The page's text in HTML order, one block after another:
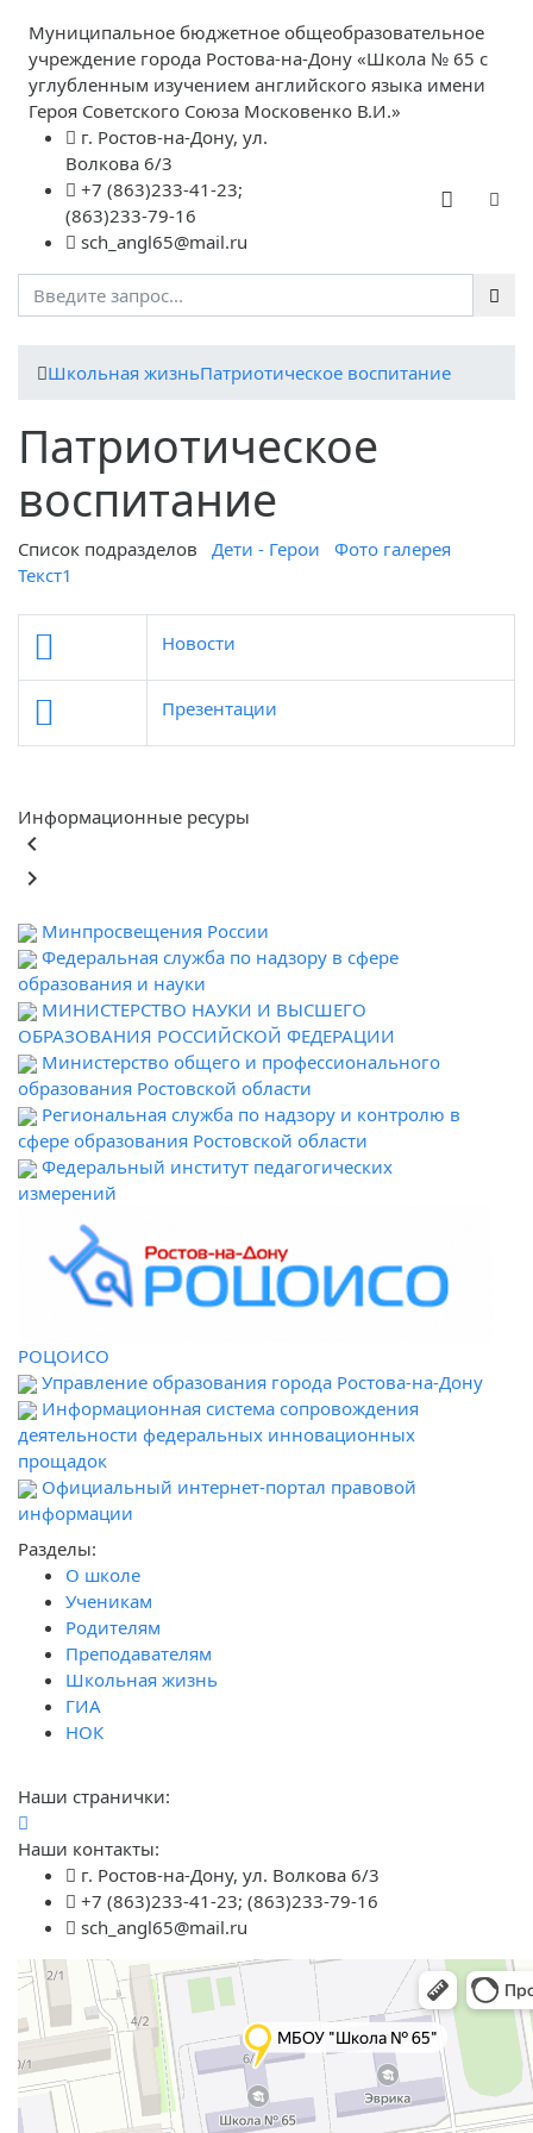
Муниципальное бюджетное общеобразовательное
учреждение города Ростова-на-Дону «Школа № 65 с
углубленным изучением английского языка имени
Героя Советского Союза Московенко В.И.»
г. Ростов-на-Дону, ул.
Волкова 6/3
+7 (863)233-41-23;
(863)233-79-16
sch_angl65@mail.ru
Школьная жизньПатриотическое воспитание
Патриотическое
воспитание
Список подразделов Дети - Герои
Фото галерея
Текст1
Новости
Презентации
Информационные ресуры
keyboard_arrow_left
keyboard_arrow_right
Минпросвещения России
Федеральная служба по надзору в сфере
образования и науки
МИНИСТЕРСТВО НАУКИ И ВЫСШЕГО
ОБРАЗОВАНИЯ РОССИЙСКОЙ ФЕДЕРАЦИИ
Министерство общего и профессионального
образования Ростовской области
Региональная служба по надзору и контролю в
сфере образования Ростовской области
Федеральный институт педагогических
измерений
РОЦОИСО
Управление образования города Ростова-на-Дону
Информационная система сопровождения
деятельности федеральных инновационных
прощадок
Официальный интернет-портал правовой
информации
Разделы:
О школе
Ученикам
Родителям
Преподавателям
Школьная жизнь
ГИА
НОК
Наши странички:
Наши контакты:
г. Ростов-на-Дону, ул. Волкова 6/3
+7 (863)233-41-23; (863)233-79-16
sch_angl65@mail.ru